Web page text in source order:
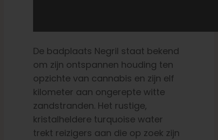
De badplaats Negril staat bekend
om zijn ontspannen houding ten
opzichte van cannabis en zijn elf
kilometer aan ongerepte witte
zandstranden. Het rustige,
kristalheldere turquoise water
trekt reizigers aan die op zoek zijn